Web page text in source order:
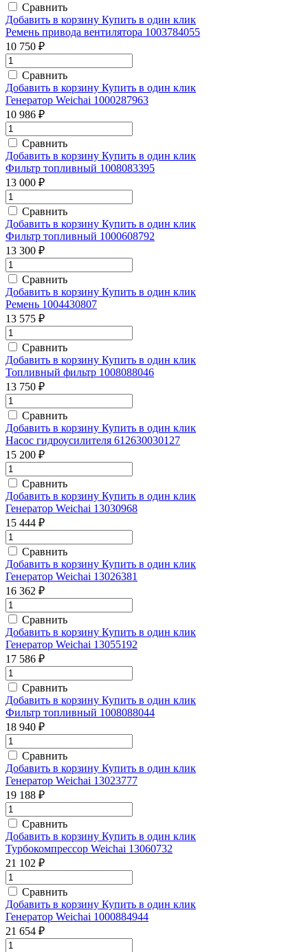
Сравнить
Добавить в корзину Купить в один клик
Ремень привода вентилятора 1003784055
10 750 ₽
Сравнить
Добавить в корзину Купить в один клик
Генератор Weichai 1000287963
10 986 ₽
Сравнить
Добавить в корзину Купить в один клик
Фильтр топливный 1008083395
13 000 ₽
Сравнить
Добавить в корзину Купить в один клик
Фильтр топливный 1000608792
13 300 ₽
Сравнить
Добавить в корзину Купить в один клик
Ремень 1004430807
13 575 ₽
Сравнить
Добавить в корзину Купить в один клик
Топливный фильтр 1008088046
13 750 ₽
Сравнить
Добавить в корзину Купить в один клик
Насос гидроусилителя 612630030127
15 200 ₽
Сравнить
Добавить в корзину Купить в один клик
Генератор Weichai 13030968
15 444 ₽
Сравнить
Добавить в корзину Купить в один клик
Генератор Weichai 13026381
16 362 ₽
Сравнить
Добавить в корзину Купить в один клик
Генератор Weichai 13055192
17 586 ₽
Сравнить
Добавить в корзину Купить в один клик
Фильтр топливный 1008088044
18 940 ₽
Сравнить
Добавить в корзину Купить в один клик
Генератор Weichai 13023777
19 188 ₽
Сравнить
Добавить в корзину Купить в один клик
Турбокомпрессор Weichai 13060732
21 102 ₽
Сравнить
Добавить в корзину Купить в один клик
Генератор Weichai 1000884944
21 654 ₽